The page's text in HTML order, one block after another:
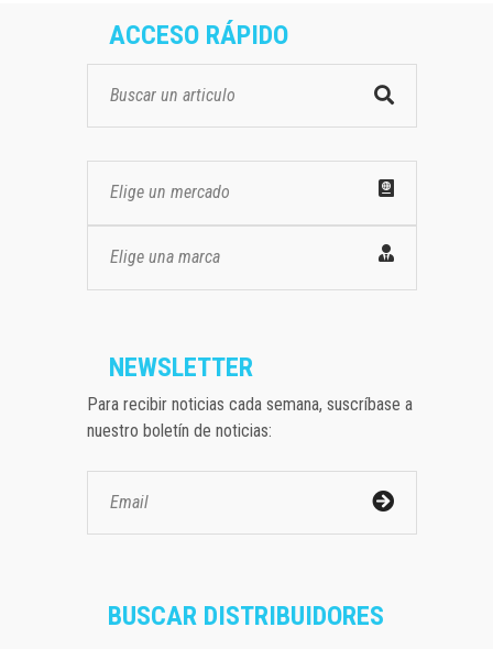
ACCESO RÁPIDO
Elige un mercado
Elige una marca
NEWSLETTER
Para recibir noticias cada semana, suscríbase a
nuestro boletín de noticias:
BUSCAR DISTRIBUIDORES